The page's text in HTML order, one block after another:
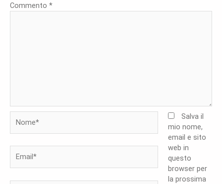
Commento *
Salva il
mio nome,
email e sito
web in
questo
browser per
la prossima